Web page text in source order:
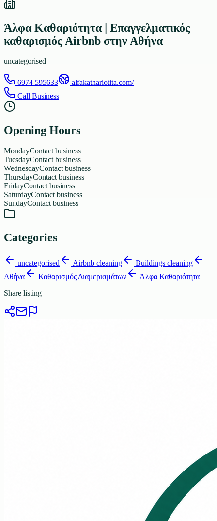
Άλφα Καθαριότητα | Επαγγελματικός
καθαρισμός Airbnb στην Αθήνα
uncategorised
6974 595633
alfakathariotita.com/
Call Business
Opening Hours
MondayContact business
TuesdayContact business
WednesdayContact business
ThursdayContact business
FridayContact business
SaturdayContact business
SundayContact business
Categories
uncategorised Airbnb cleaning
Buildings cleaning
Αθήνα
Καθαρισμός Διαμερισμάτων
Άλφα Καθαριότητα
Share listing